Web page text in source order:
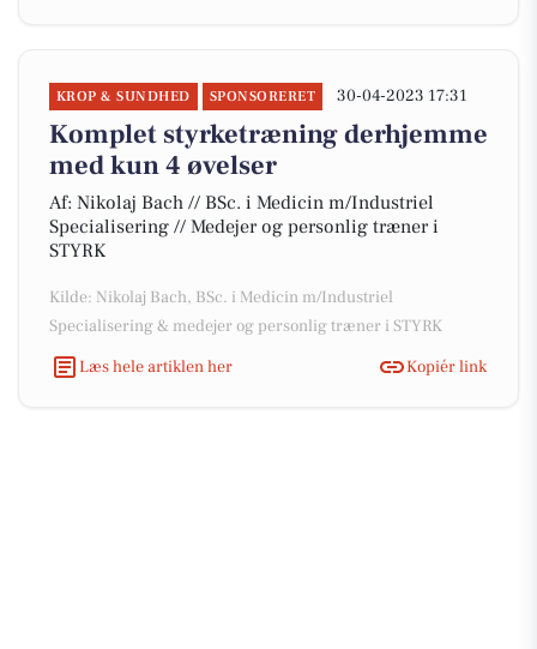
KROP & SUNDHED SPONSORERET 30-04-2023 17:31
Komplet styrketræning derhjemme
med kun 4 øvelser
Af: Nikolaj Bach // BSc. i Medicin m/Industriel
Specialisering // Medejer og personlig træner i
STYRK
Kilde: Nikolaj Bach, BSc. i Medicin m/Industriel
Specialisering & medejer og personlig træner i STYRK
Læs hele artiklen her
Kopiér link